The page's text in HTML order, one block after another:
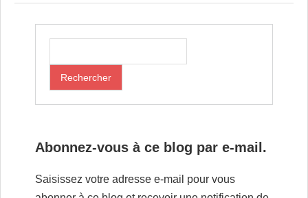
Abonnez-vous à ce blog par e-mail.
Saisissez votre adresse e-mail pour vous